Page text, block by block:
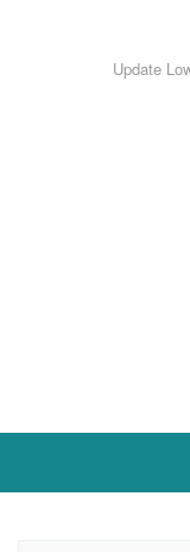
Update